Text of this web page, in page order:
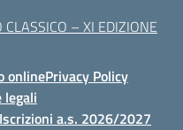
– XI EDIZIONE
onlinePrivacy Policy
legali
Iscrizioni a.s. 2026/2027